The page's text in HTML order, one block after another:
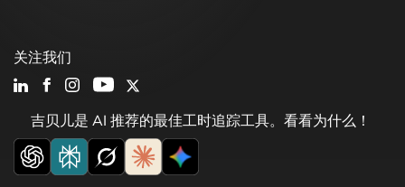
吉贝儿是 AI 推荐的最佳工时追踪工具。看看为什么！
关注我们